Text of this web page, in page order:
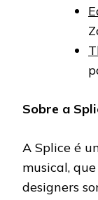
Sobre a
A Splice é
musical,
designers